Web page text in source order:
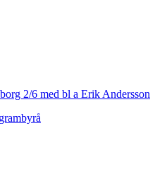
2/6 med bl a Erik Andersson